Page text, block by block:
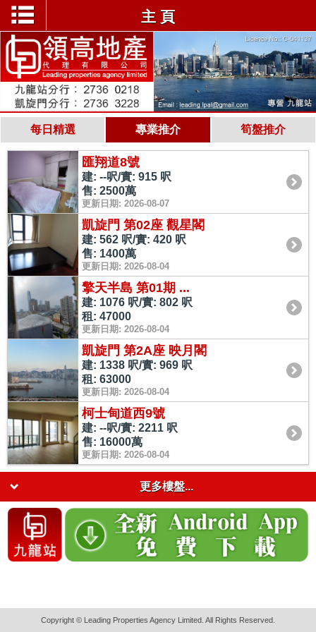
主 頁
每日精選 專業推介 筍盤推介
匯翔道8號
建: --呎/實: 915 呎
售: 2500萬
更新日期: 2026-08-07
凱旋門 第02座 觀星閣
建: 562 呎/實: 420 呎
售: 1400萬
更新日期: 2026-08-04
擎天半島 第01期 ...
建: 1076 呎/實: 802 呎
租: 47000
更新日期: 2026-08-04
凱旋門 第2A座 映月閣
建: 1338 呎/實: 969 呎
租: 63000
更新日期: 2026-08-04
柯士甸道西9號
建: --呎/實: 2211 呎
售: 16000萬
更新日期: 2026-08-04
更多樓盤...
Copyright © Leading Properties Agency Limited. All Rights Reserved.